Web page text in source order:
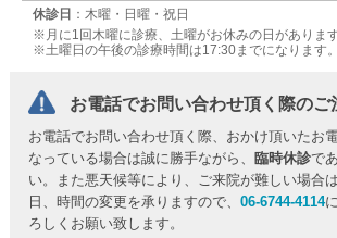
休診日 ：木曜・日曜・祝日
※月に1回木曜に診療、土曜がお休みの日があります
※土曜日の午後の診療時間は17:30までになります。
お電話でお問い合わせ頂く際のご
お電話でお問い合わせ頂く際、おかけ頂いたお
なっている場合は誠に勝手ながら、
臨時休診で
い。また悪天候等により、ご来院が難しい場合
日、時間の変更を承りますので、06-6744-4114
ろしくお願い致します。